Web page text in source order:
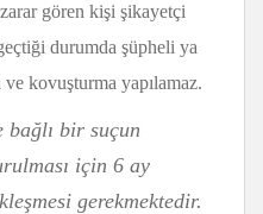
gören kişi şikayetçi
durumda şüpheli ya
ve kovuşturma yapılamaz.
bağlı bir suçun
için 6 ay
gerekmektedir.